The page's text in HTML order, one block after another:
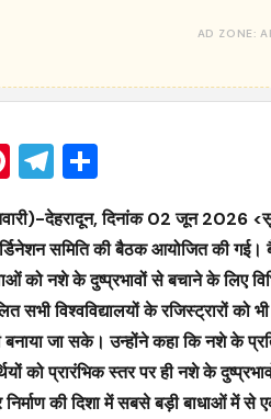
Pinterest
Telegram
देहरादून, दिनांक 02 जून 2026
समिति की बैठक आयोजित की
को नशे के दुष्प्रभावों से बचाने के लिए
सभी विश्वविद्यालयों के रजिस्ट्रारों
बनाया जा सके। उन्होंने कहा कि नशे के
को प्रारंभिक स्तर पर ही नशे के
की दिशा में सबसे बड़ी बाधाओं में